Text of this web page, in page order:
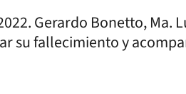
Gerardo Bonetto, Ma.
su fallecimiento y